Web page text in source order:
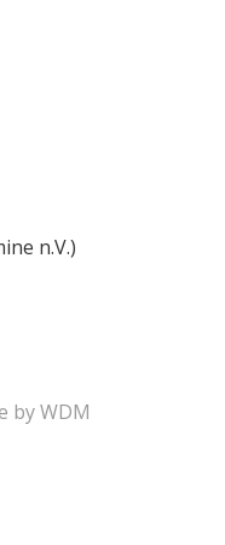
n.V.)
byWDM